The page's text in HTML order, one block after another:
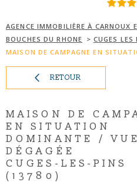
AGENCE IMMOBILIÈRE À CARNOUX
BOUCHES DU RHONE
CUGES LES
MAISON DE CAMPAGNE EN
RETOUR
MAISON DE
EN SITUATION
DOMINANTE / VUE
DÉGAGÉE
CUGES-LES-PINS
(13780)
DE